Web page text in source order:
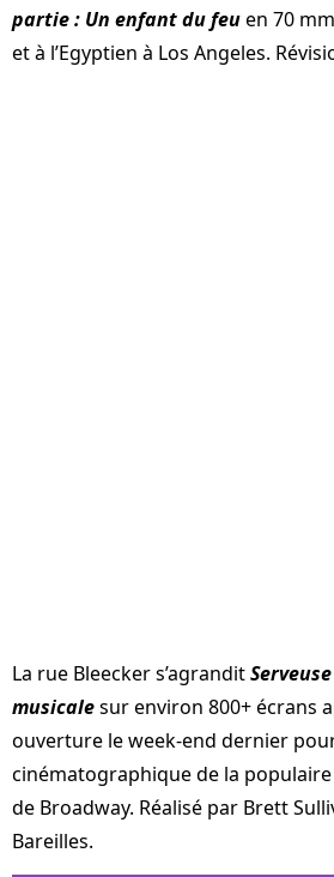
partie : Un enfant du feuen 70
et à l’Egyptien à Los Angeles.
La rue Bleecker s’agrandit
musicalesur environ 800+ écrans
ouverture le week-end dernier
cinématographique de la
de Broadway. Réalisé par Brett
Bareilles.